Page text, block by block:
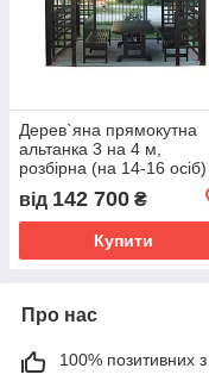
Дерев`яна прямокутна
альтанка 3 на 4 м,
розбірна (на 14-16 осіб)
від 142 700 ₴
Купити
Про нас
100% позитивних з